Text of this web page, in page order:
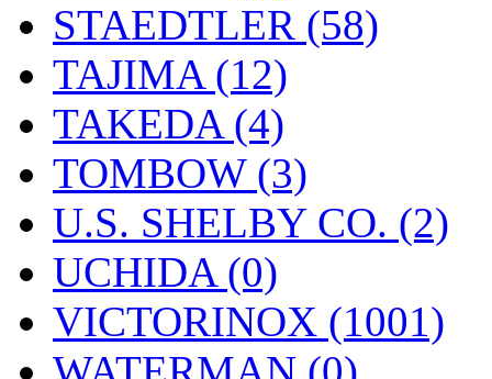
STAEDTLER (58)
TAJIMA (12)
TAKEDA (4)
TOMBOW (3)
U.S. SHELBY CO. (2)
UCHIDA (0)
VICTORINOX (1001)